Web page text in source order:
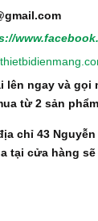
lên ngay và
từ 2 sản
chỉ 43
tại cửa hàng